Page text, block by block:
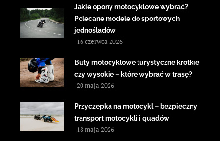
Jakie opony motocyklowe wybrać?
Polecane modele do sportowych
jednośladów
16 czerwca 2026
Buty motocyklowe turystyczne krótkie
czy wysokie – które wybrać w trasę?
20 maja 2026
Przyczepka na motocykl – bezpieczny
transport motocykli i quadów
18 maja 2026